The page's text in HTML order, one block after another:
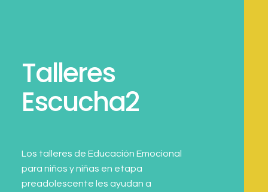
Talleres
Escucha2
Los talleres de Educación Emocional
para niños y niñas en etapa
preadolescente les ayudan a